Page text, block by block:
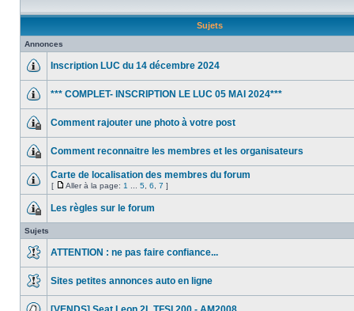
Sujets
Annonces
Inscription LUC du 14 décembre 2024
*** COMPLET- INSCRIPTION LE LUC 05 MAI 2024***
Comment rajouter une photo à votre post
Comment reconnaitre les membres et les organisateurs
Carte de localisation des membres du forum
[ Aller à la page: 1 5 6 7 ]
Les règles sur le forum
Sujets
ATTENTION : ne pas faire confiance...
Sites petites annonces auto en ligne